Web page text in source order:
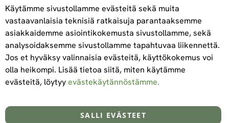
Tilaa
Tietoa meistä
Toimitus- ja maksuehdot
Käytämme sivustollamme evästeitä sekä muita
vastaavanlaisia teknisiä ratkaisuja parantaaksemme
asiakkaidemme asiointikokemusta sivustollamme, sekä
analysoidaksemme sivustollamme tapahtuvaa liikennettä.
Jos et hyväksy valinnaisia evästeitä, käyttökokemus voi
olla heikompi. Lisää tietoa siitä, miten käytämme
evästeitä, löytyyevästekäytännöstämme.
SALLI EVÄSTEET